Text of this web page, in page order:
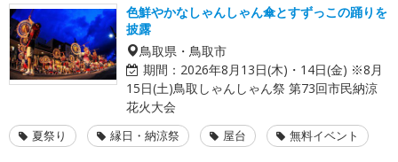
色鮮やかなしゃんしゃん傘とすずっこの踊りを
披露
鳥取県・鳥取市
期間： 2026年8月13日(木)・14日(金) ※8月
15日(土)鳥取しゃんしゃん祭 第73回市民納涼
花火大会
夏祭り 縁日・納涼祭 屋台 無料イベント